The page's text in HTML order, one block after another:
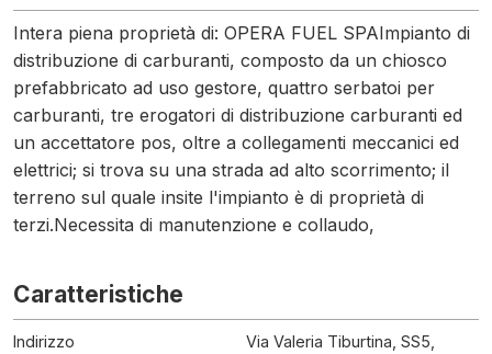
Intera piena proprietà di: OPERA FUEL SPAImpianto di
distribuzione di carburanti, composto da un chiosco
prefabbricato ad uso gestore, quattro serbatoi per
carburanti, tre erogatori di distribuzione carburanti ed
un accettatore pos, oltre a collegamenti meccanici ed
elettrici; si trova su una strada ad alto scorrimento; il
terreno sul quale insite l'impianto è di proprietà di
terzi.Necessita di manutenzione e collaudo,
Caratteristiche
Indirizzo
Via Valeria Tiburtina, SS5,